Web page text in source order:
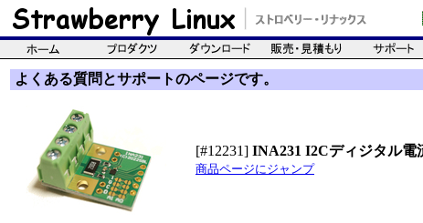
よくある質問とサポートのページです。
[#12231] INA231 I2Cディジタル電
商品ページにジャンプ